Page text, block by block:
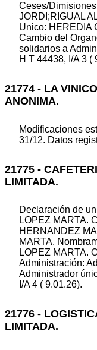
Ceses/
JORDI;RIGUAL
Unico: HEREDIA
Cambio del
solidarios a
H T 44438, I/A 3 (
21774 - LA
ANONIMA.
Modificaciones
31/12. Datos
21775 -
LIMITADA.
Declaración de
LOPEZ MARTA.
HERNANDEZ
MARTA.
LOPEZ MARTA.
Administración:
Administrador
I/A 4 ( 9.01.26).
21776 -
LIMITADA.